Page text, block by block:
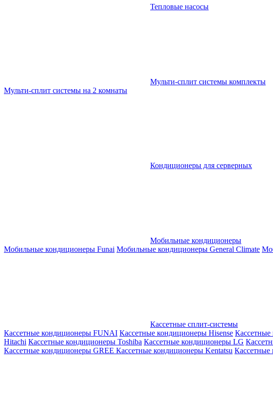
Тепловые насосы
Мульти-сплит системы комплекты
Мульти-сплит системы на 2 комнаты
Кондиционеры для серверных
Мобильные кондиционеры
Мобильные кондиционеры Funai Мобильные кондиционеры General Climate
Кассетные сплит-системы
Кассетные кондиционеры FUNAI Кассетные кондиционеры Hisense
Hitachi Кассетные кондиционеры Toshiba Кассетные кондиционеры LG
Кассетные кондиционеры GREE Кассетные кондиционеры Kentatsu